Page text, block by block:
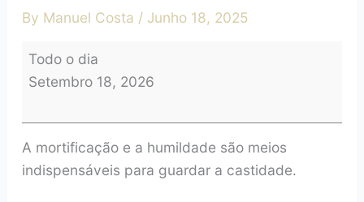
By Manuel Costa / Junho 18, 2025
Todo o dia
Setembro 18, 2026
A mortificação e a humildade são meios
indispensáveis para guardar a castidade.